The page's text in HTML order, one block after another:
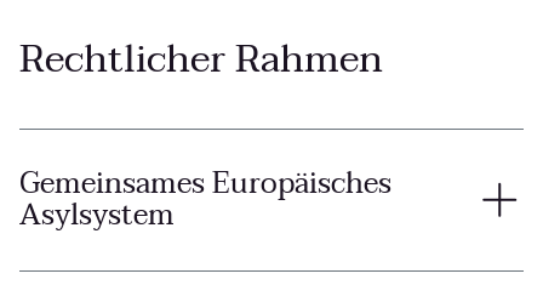
Rechtlicher Rahmen
Gemeinsames Europäisches
Asylsystem